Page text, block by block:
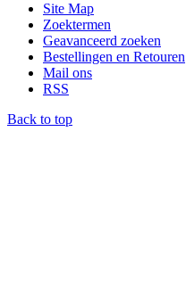
Site Map
Zoektermen
Geavanceerd zoeken
Bestellingen en Retouren
Mail ons
RSS
Back to top